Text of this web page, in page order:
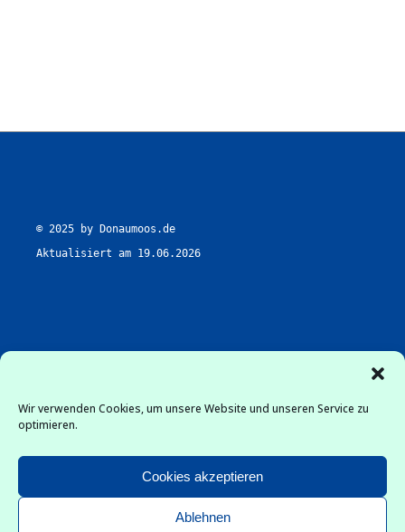
Wir verwenden Cookies, um unsere Website und unseren Service zu
optimieren.
Cookies akzeptieren
Ablehnen
© 2025 by Donaumoos.de
Aktualisiert am 19.06.2026
Datenschutz